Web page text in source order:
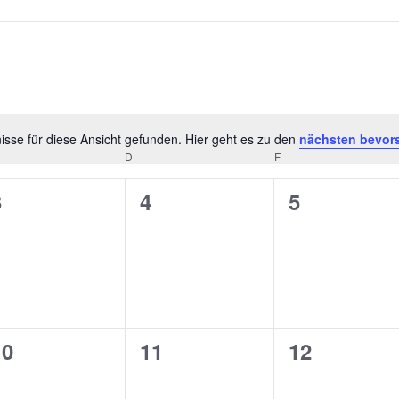
Hinweis
für diese Ansicht gefunden. Hier geht es zu den nächsten
D F
0
4
0
5
0
11
0
12